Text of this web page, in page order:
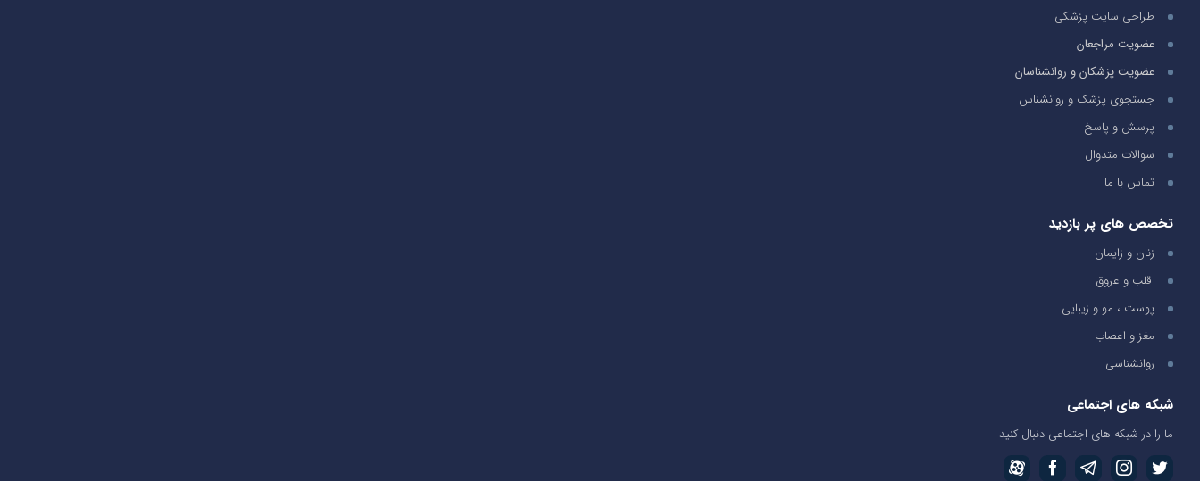
طراحی سایت پزشکی
عضویت مراجعان
عضویت پزشکان و روانشناسان
جستجوی پزشک و روانشناس
پرسش و پاسخ
سوالات متدوال
تماس با ما
تخصص های پر بازدید
زنان و زایمان
قلب و عروق
پوست ، مو و زیبایی
مغز و اعصاب
روانشناسی
شبکه های اجتماعی
ما را در شبکه های اجتماعی دنبال کنید